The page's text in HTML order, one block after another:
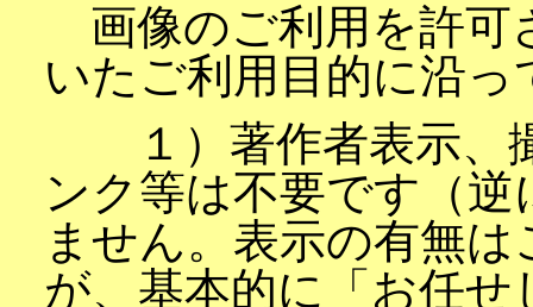
画像のご利用を許可
いたご利用目的に沿
１）著作者表示、
ンク等は不要です（
ません。表示の有無
が、基本的に「お任